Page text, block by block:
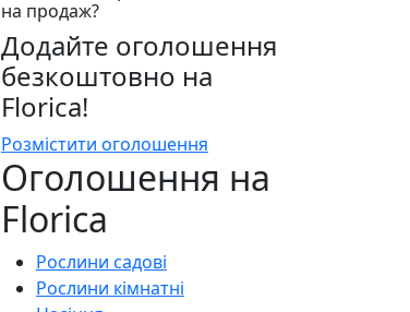
на продаж?
Додайте оголошення
безкоштовно на
Florica!
Розмістити оголошення
Оголошення на
Florica
Рослини садові
Рослини кімнатні